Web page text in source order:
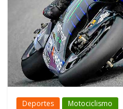
Deportes Motociclismo